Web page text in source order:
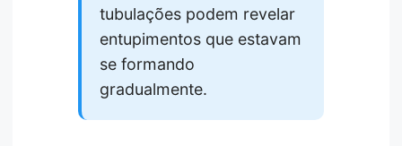
tubulações podem revelar
entupimentos que estavam
se formando
gradualmente.